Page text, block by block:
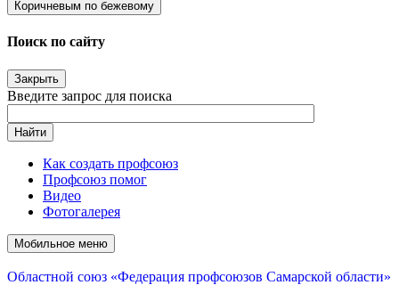
Коричневым по бежевому
Поиск по сайту
Закрыть
Введите запрос для поиска
Найти
Как создать профсоюз
Профсоюз помог
Видео
Фотогалерея
Мобильное меню
Областной союз «Федерация профсоюзов Самарской области»